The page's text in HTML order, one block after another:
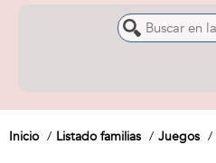
Inicio Listado familias Juegos